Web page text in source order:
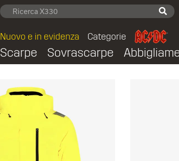
Nuovo e in evidenza Categorie
Scarpe Sovrascarpe